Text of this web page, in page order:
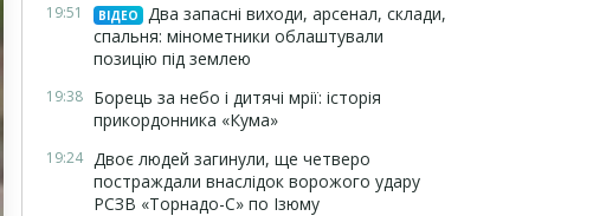
19:51 ВІДЕО
Два запасні виходи, арсенал, склади,
спальня: мінометники облаштували
позицію під землею
19:38 Борець за небо і дитячі мрії: історія
прикордонника «Кума»
19:24 Двоє людей загинули, ще четверо
постраждали внаслідок ворожого удару
РСЗВ «Торнадо-С» по Ізюму